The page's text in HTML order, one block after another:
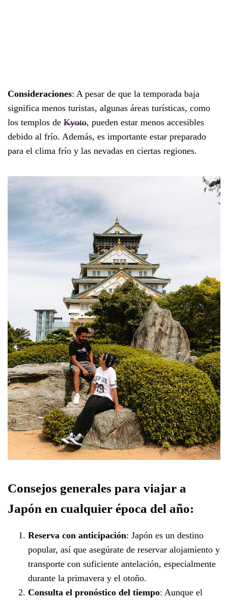
Consideraciones: A pesar de que la temporada baja
significa menos turistas, algunas áreas turísticas, como
los templos de Kyoto, pueden estar menos accesibles
debido al frío. Además, es importante estar preparado
para el clima frío y las nevadas en ciertas regiones.
Consejos generales para viajar a
Japón en cualquier época del año:
Reserva con anticipación: Japón es un destino
popular, así que asegúrate de reservar alojamiento y
transporte con suficiente antelación, especialmente
durante la primavera y el otoño.
Consulta el pronóstico del tiempo: Aunque el